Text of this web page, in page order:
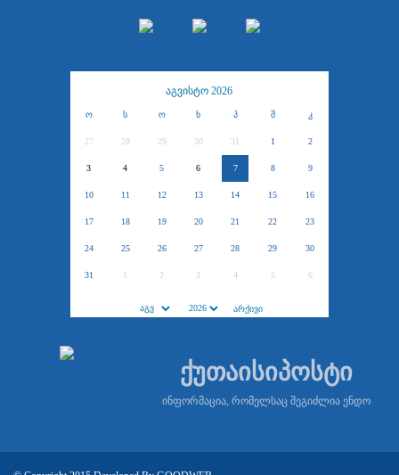
აგვისტო 2026
ო ს ო ხ პ შ კ
27 28 29 30 31 1 2
3 4 5 6 7 8 9
10 11 12 13 14 15 16
17 18 19 20 21 22 23
24 25 26 27 28 29 30
31 1 2 3 4 5 6
ქუთაისიპოსტი
ინფორმაცია, რომელსაც შეგიძლია ენდო